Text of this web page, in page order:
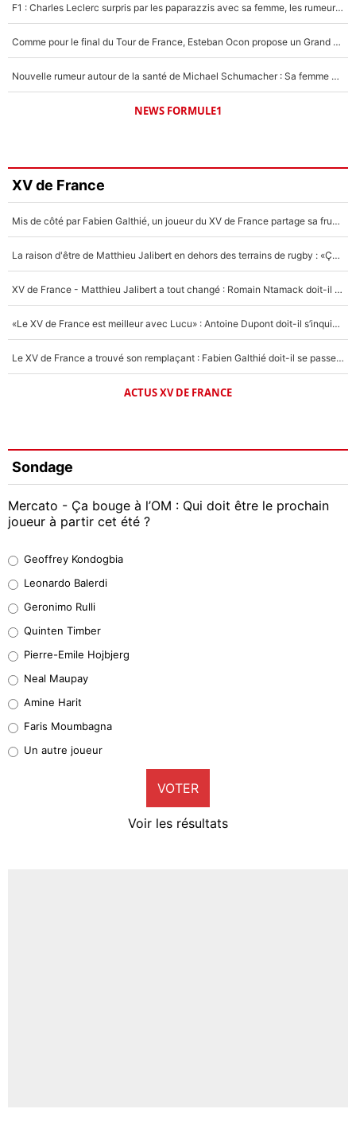
F1 : Charles Leclerc surpris par les paparazzis avec sa femme, les rumeurs étaient vraies !
Comme pour le final du Tour de France, Esteban Ocon propose un Grand Prix de Formule 1 à Paris : «Autour de l’Arc de Triomphe, ce serait génial» !
Nouvelle rumeur autour de la santé de Michael Schumacher : Sa femme Corinna sort du silence
NEWS FORMULE1
XV de France
Mis de côté par Fabien Galthié, un joueur du XV de France partage sa frustration : «ils ne me l’ont pas dit tout de suite»
La raison d'être de Matthieu Jalibert en dehors des terrains de rugby : «Ça m'atteint autant que si tu touches à un membre de ma famille»
XV de France - Matthieu Jalibert a tout changé : Romain Ntamack doit-il s’inquiéter pour sa place à un an de la Coupe du monde ?
«Le XV de France est meilleur avec Lucu» : Antoine Dupont doit-il s’inquiéter pour sa place ?
Le XV de France a trouvé son remplaçant : Fabien Galthié doit-il se passer d'Antoine Dupont ?
ACTUS XV DE FRANCE
Sondage
Mercato - Ça bouge à l’OM : Qui doit être le prochain
joueur à partir cet été ?
38%
32%
5%
1%
9%
Geoffrey Kondogbia
Leonardo Balerdi
Geronimo Rulli
Quinten Timber
Pierre-Emile Hojbjerg
Neal Maupay
Amine Harit
Faris Moumbagna
Un autre joueur
VOTER
Voir les résultats